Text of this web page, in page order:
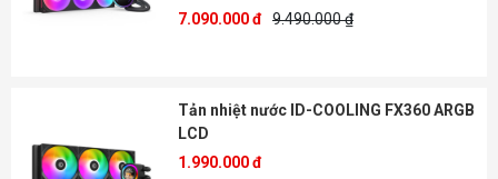
7.090.000 đ 9.490.000 ₫
Tản nhiệt nước ID-COOLING FX360 ARGB
LCD
1.990.000 đ